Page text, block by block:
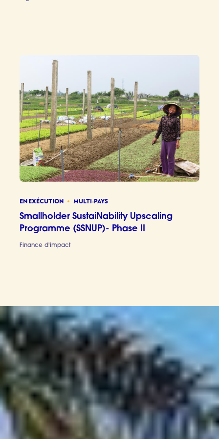
EN EXÉCUTION MULTI-PAYS
Smallholder SustaiNability Upscaling
Programme (SSNUP)- Phase II
Finance d'impact